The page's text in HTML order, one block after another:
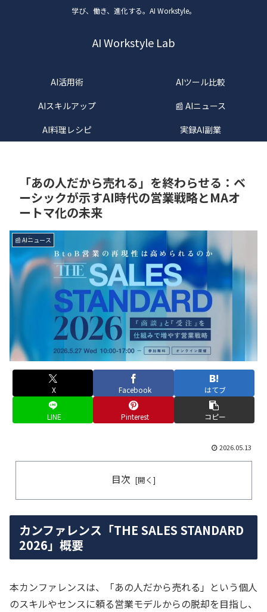
学び、働き、進化する。AI Workstyle。
AI Workstyle Lab
AI活用術
AIツール比較
AIスキルアップ
📰 AIニュース
AI料理レシピ
実録AI副業
「あの人だから売れる」を終わらせる：ベ
ーシックが示すAI時代の営業戦略とMAオ
ートマ化の未来
📰 AIニュース
X Facebook はてブ
LINE Pinterest コピー
2026.05.13
目次
カンファレンス「THE SALES STANDARD
2026」概要
本カンファレンスは、「あの人だから売れる」という個人
のスキルやセンスに頼る営業モデルからの脱却を目指し、